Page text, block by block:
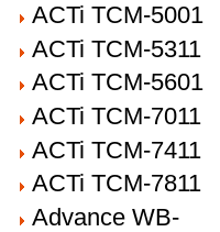
ACTi TCM-5001
ACTi TCM-5311
ACTi TCM-5601
ACTi TCM-7011
ACTi TCM-7411
ACTi TCM-7811
Advance WB-